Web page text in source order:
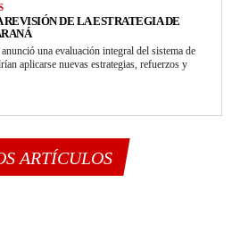
DE LA ESTRATEGIA DE
una evaluación integral del sistema de
aplicarse nuevas estrategias, refuerzos y
ARTÍCULOS